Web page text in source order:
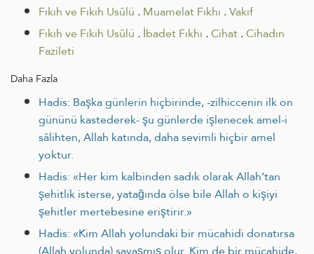
Fıkıh ve Fıkıh Usûlü .Muamelat Fıkhı .Vakıf
Fıkıh ve Fıkıh Usûlü .İbadet Fıkhı .Cihat.Cihadın
Fazileti
Daha Fazla
Hadis: Başka günlerin hiçbirinde, -zilhiccenin ilk on
gününü kastederek- şu günlerde işlenecek amel-i
sâlihten, Allah katında, daha sevimli hiçbir amel
yoktur.
Hadis: «Her kim kalbinden sadık olarak Allah’tan
şehitlik isterse, yatağında ölse bile Allah o kişiyi
şehitler mertebesine eriştirir.»
Hadis: «Kim Allah yolundaki bir mücahidi donatırsa